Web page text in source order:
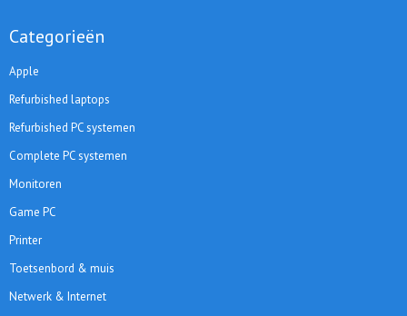
Categorieën
Apple
Refurbished laptops
Refurbished PC systemen
Complete PC systemen
Monitoren
Game PC
Printer
Toetsenbord & muis
Netwerk & Internet